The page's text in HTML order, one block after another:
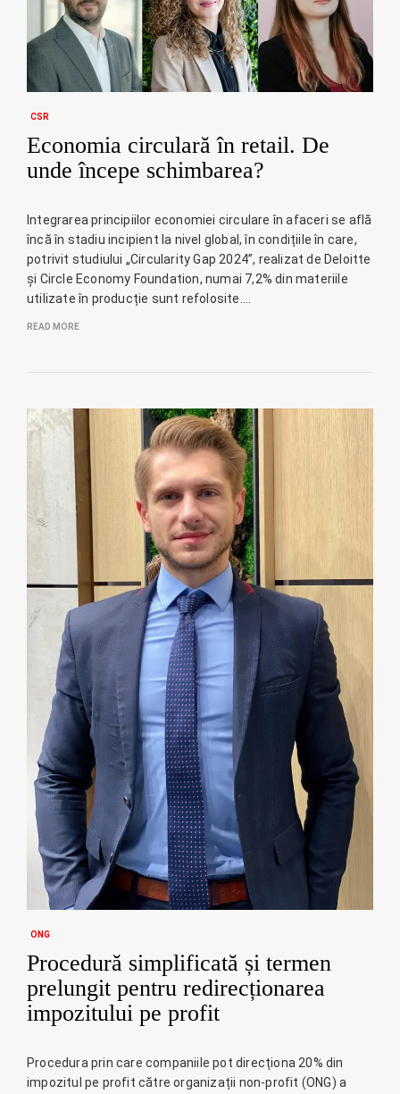
CSR
Economia circulară în retail. De
unde începe schimbarea?
Integrarea principiilor economiei circulare în afaceri se află
încă în stadiu incipient la nivel global, în condițiile în care,
potrivit studiului „Circularity Gap 2024”, realizat de Deloitte
și Circle Economy Foundation, numai 7,2% din materiile
utilizate în producție sunt refolosite.…
READ MORE
ONG
Procedură simplificată și termen
prelungit pentru redirecționarea
impozitului pe profit
Procedura prin care companiile pot direcționa 20% din
impozitul pe profit către organizații non-profit (ONG) a